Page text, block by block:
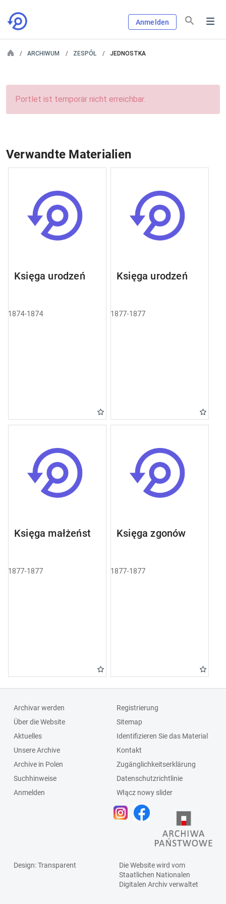
Anmelden
ARCHIWUM ZESPÓŁ JEDNOSTKA
Portlet ist temporär nicht erreichbar.
Verwandte Materialien
Księga urodzeń
1874-1874
Księga urodzeń
1877-1877
Księga małżeństw
1877-1877
Księga zgonów
1877-1877
Archivar werden
Über die Website
Aktuelles
Unsere Archive
Archive in Polen
Suchhinweise
Anmelden
Registrierung
Sitemap
Identifizieren Sie das Material
Kontakt
Zugänglichkeitserklärung
Datenschutzrichtlinie
Włącz nowy slider
Design: Transparent
Die Website wird vom
Staatlichen Nationalen
Digitalen Archivverwaltet